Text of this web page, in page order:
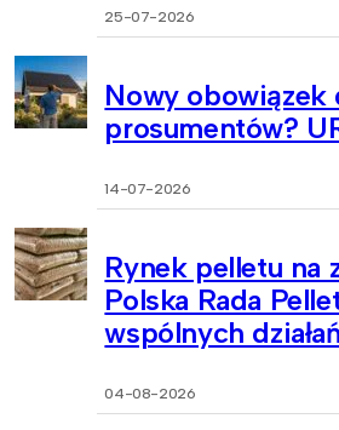
25-07-2026
Nowy obowiązek
prosumentów?
14-07-2026
Rynek pelletu na
Polska Rada
wspólnych działań
04-08-2026